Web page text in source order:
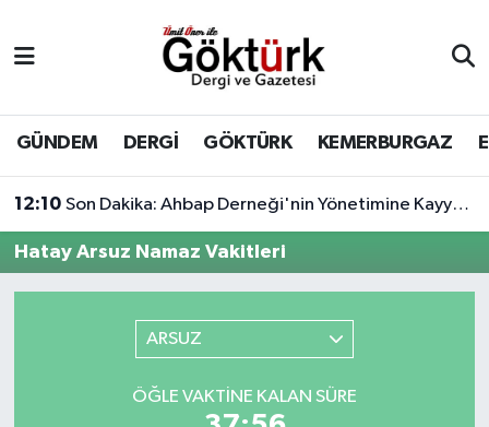
GÜNDEM DERGİ GÖKTÜRK KEMERBURGAZ
12:10 Son Dakika: Ahbap Derneği'nin Yönetimine Kayyum Atandı
Hatay Arsuz Namaz Vakitleri
ARSUZ
ÖĞLE VAKTINE KALAN SÜRE
BİLİM
DERGİ
DÜNYA
EKONOMİ
Eyüpsultan Hava Durumu
Eyüpsultan Trafik Yoğunluk Haritası
Süper Lig Puan Durumu ve Fikstür
Tüm Manşetler
Haber Arşivi